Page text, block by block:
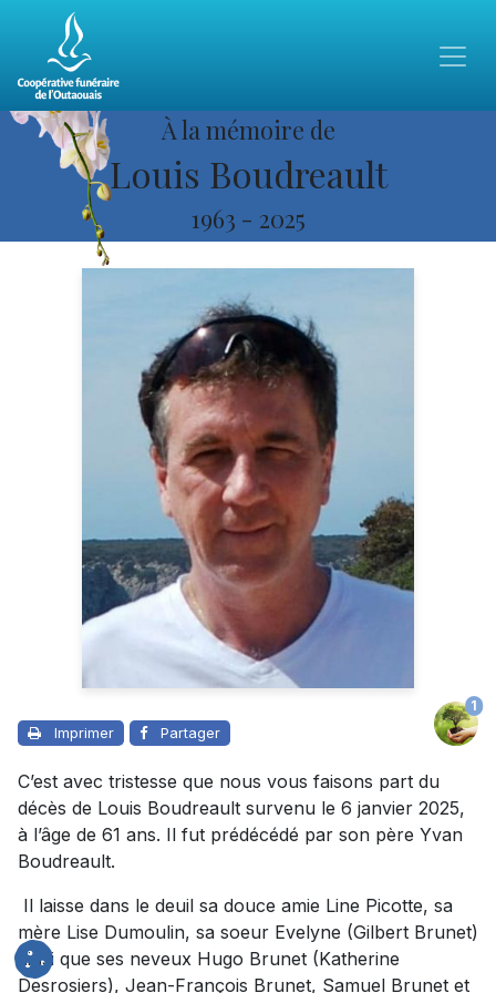
À la mémoire de
Louis Boudreault
1963 - 2025
Imprimer Partager
1
C’est avec tristesse que nous vous faisons part du
décès de Louis Boudreault survenu le 6 janvier 2025,
à l’âge de 61 ans. Il fut prédécédé par son père Yvan
Boudreault.
Il laisse dans le deuil sa douce amie Line Picotte, sa
mère Lise Dumoulin, sa soeur Evelyne (Gilbert Brunet)
ainsi que ses neveux Hugo Brunet (Katherine
Desrosiers), Jean-François Brunet, Samuel Brunet et